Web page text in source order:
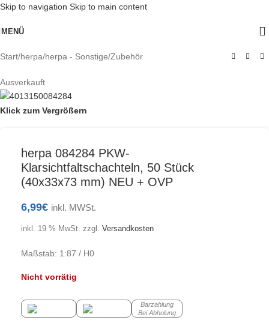
Skip to navigation Skip to main content
MENÜ
Start/herpa/herpa - Sonstige/Zubehör
Ausverkauft
Klick zum Vergrößern
herpa 084284 PKW-
Klarsichtfaltschachteln, 50 Stück
(40x33x73 mm) NEU + OVP
6,99€ inkl. MWSt.
inkl. 19 % MwSt. zzgl. Versandkosten
Maßstab: 1:87 / H0
Nicht vorrätig
Barzahlung
Bei Abholung